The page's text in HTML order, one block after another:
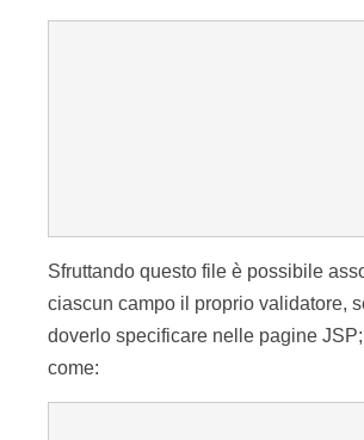
Sfruttando questo file è possibile
ciascun campo il proprio validatore,
doverlo specificare nelle pagine
come: